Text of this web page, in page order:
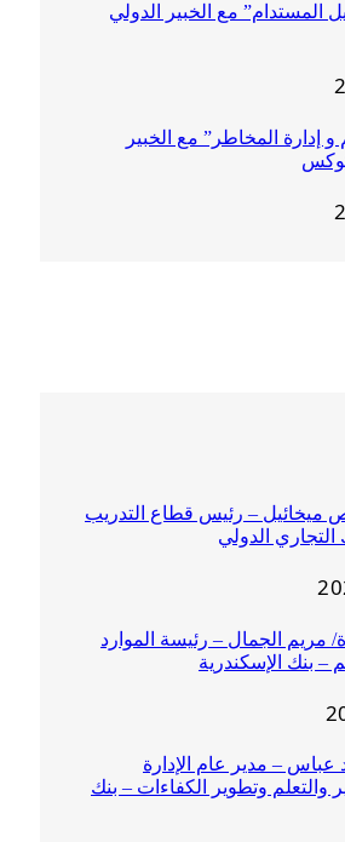
المستدام” مع الخبير الدولي
إدارة المخاطر” مع الخبير
ميخائيل – رئيس قطاع التدريب
التجاري الدولي
مريم الجمال – رئيسة الموارد
– بنك الإسكندرية
– مدير عام الإدارة
والتعلم وتطوير الكفاءات – بنك